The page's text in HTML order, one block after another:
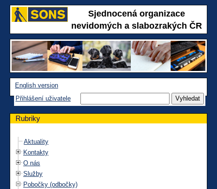
Sjednocená organizace
nevidomých a slabozrakých ČR
English version
Přihlášení uživatele
Rubriky
Aktuality
Kontakty
O nás
Služby
Pobočky (odbočky)